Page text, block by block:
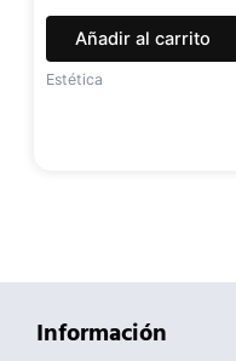
Añadir al carrito
Estética
Información